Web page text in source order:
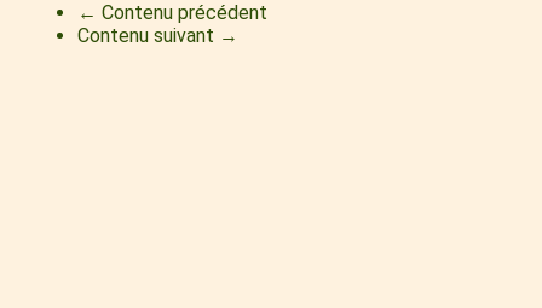
← Contenu précédent
Contenu suivant →